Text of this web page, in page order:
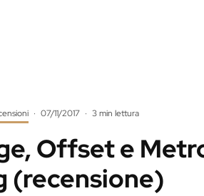
· 07/11/2017 · 3 min lettura
Offset e
(recensione)